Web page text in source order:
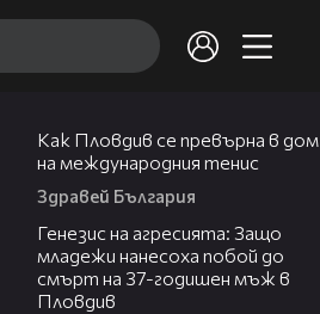
Как Пловдив се превърна в дом
на международния тенис
Здравей България
Генезис на агресията: Защо
младежи нанесоха побой до
смърт на 37-годишен мъж в
Пловдив